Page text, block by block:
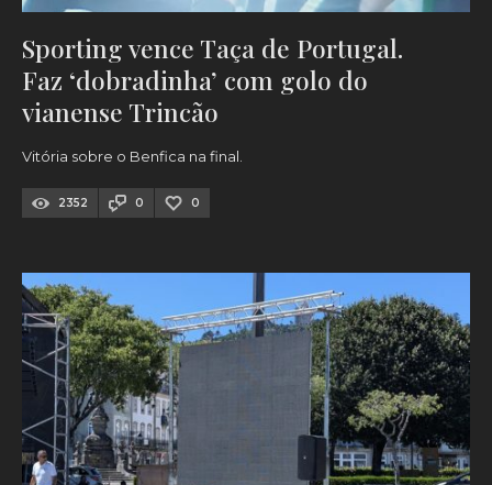
Sporting vence Taça de Portugal.
Faz ‘dobradinha’ com golo do
vianense Trincão
Vitória sobre o Benfica na final.
2352 0 0